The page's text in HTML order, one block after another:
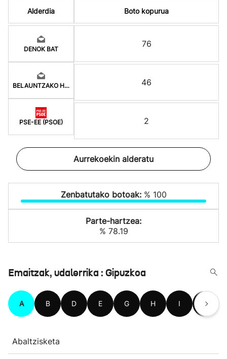
Alderdia
DENOK BAT
BELAUNTZAKO HERRITAR
PSE-EE (PSOE)
Boto kopurua
76
46
2
Aurrekoekin alderatu
Zenbatutako botoak: % 100
Parte-hartzea:
% 78.19
Emaitzak, udalerrika : Gipuzkoa
A B D E G H I L
Abaltzisketa